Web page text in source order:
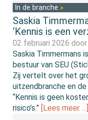
In de branche
Saskia
‘Kennis is een
02 februari 2026
Saskia Timmermans
bestuur van SEU
Zij vertelt over het
uitzendbranche en de
“Kennis is geen
risico’s.” [Lees meer …]